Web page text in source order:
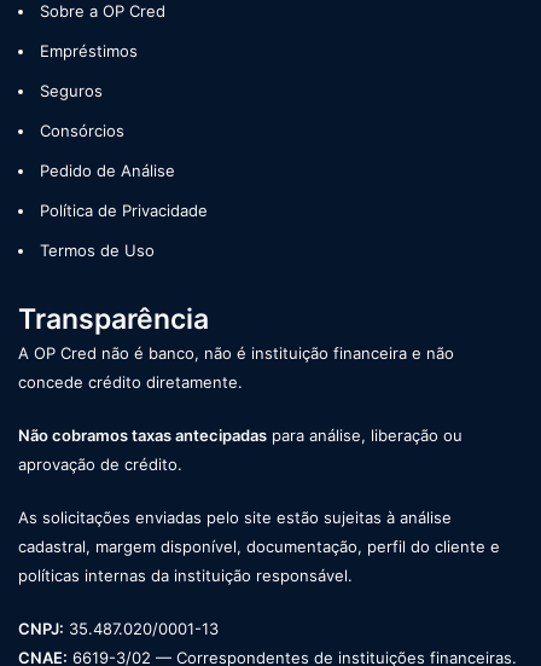
Sobre a OP Cred
Empréstimos
Seguros
Consórcios
Pedido de Análise
Política de Privacidade
Termos de Uso
Transparência
A OP Cred não é banco, não é instituição financeira e não
concede crédito diretamente.
Não cobramos taxas antecipadas para análise, liberação ou
aprovação de crédito.
As solicitações enviadas pelo site estão sujeitas à análise
cadastral, margem disponível, documentação, perfil do cliente e
políticas internas da instituição responsável.
CNPJ: 35.487.020/0001-13
CNAE: 6619-3/02 — Correspondentes de instituições financeiras.